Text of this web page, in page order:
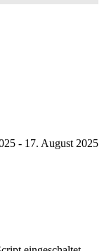
- 17. August 2025